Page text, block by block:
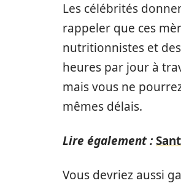
Les célébrités
rappeler que ces
nutritionnistes et
heures par jour à
mais vous ne
mêmes délais.
Lire également :
Vous devriez aussi